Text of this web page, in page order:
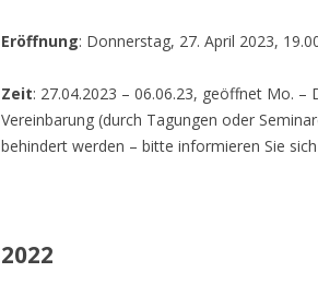
Eröffnung: Donnerstag, 27. April 2023,
Zeit: 27.04.2023 – 06.06.23, geöffnet Mo. –
Vereinbarung (durch Tagungen oder
behindert werden – bitte informieren Sie
2022